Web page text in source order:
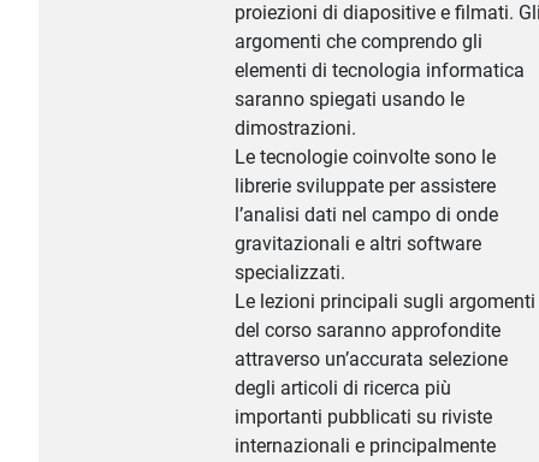
proiezioni di diapositive e filmati.
argomenti che comprendo gli
elementi di tecnologia informatica
saranno spiegati usando le
dimostrazioni.
Le tecnologie coinvolte sono le
librerie sviluppate per assistere
l’analisi dati nel campo di onde
gravitazionali e altri software
specializzati.
Le lezioni principali sugli argomenti
del corso saranno approfondite
attraverso un’accurata selezione
degli articoli di ricerca più
importanti pubblicati su riviste
internazionali e principalmente